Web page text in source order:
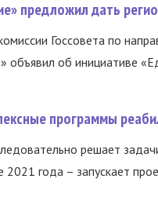
предложил дать
Госсовета по
объявил об инициативе
программы
решает
года – запускает